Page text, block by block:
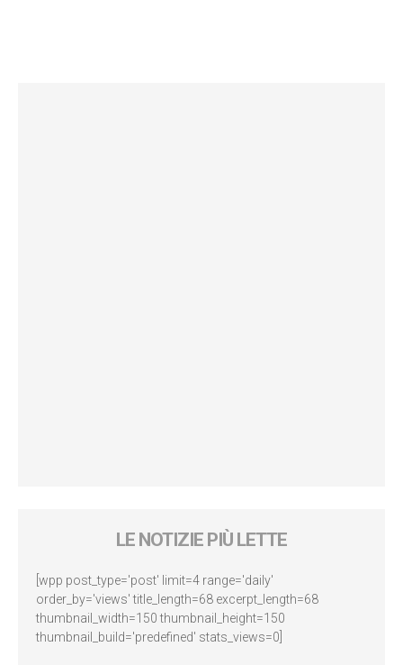
LE NOTIZIE PIÙ LETTE
[wpp post_type='post' limit=4 range='daily'
order_by='views' title_length=68 excerpt_length=68
thumbnail_width=150 thumbnail_height=150
thumbnail_build='predefined' stats_views=0]